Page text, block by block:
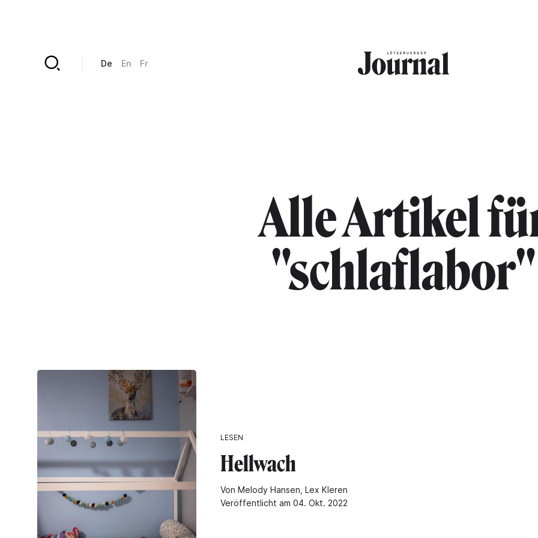
De En Fr
Alle Artikel
"schlaflabor"
LESEN
Hellwach
Von Melody Hansen, Lex Kleren
Veröffentlicht am 04. Okt. 2022